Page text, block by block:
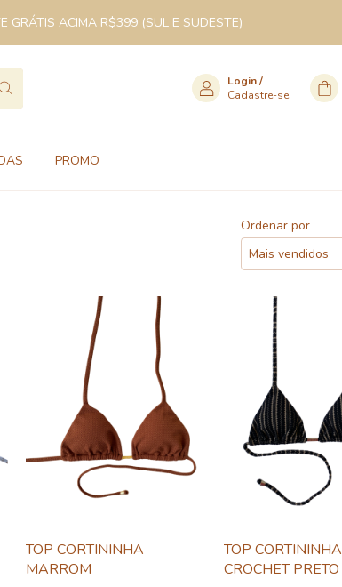
GRÁTIS ACIMA R$399 (SUL E SUDESTE)
Login/
Cadastre-se
PROMO
Ordenar por
TOP CORTININHA
MARROM
TOP CORTININHA
CROCHET PRETO